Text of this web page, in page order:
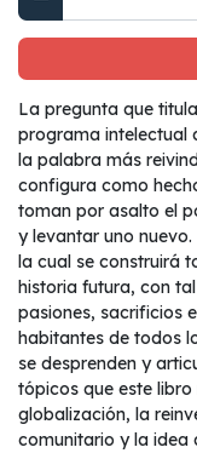
La pregunta que
programa intelectual
la palabra más
configura como
toman por asalto el
y levantar uno
la cual se construirá
historia futura, con
pasiones, sacrificios
habitantes de todos
se desprenden y
tópicos que este
globalización, la
comunitario y la idea